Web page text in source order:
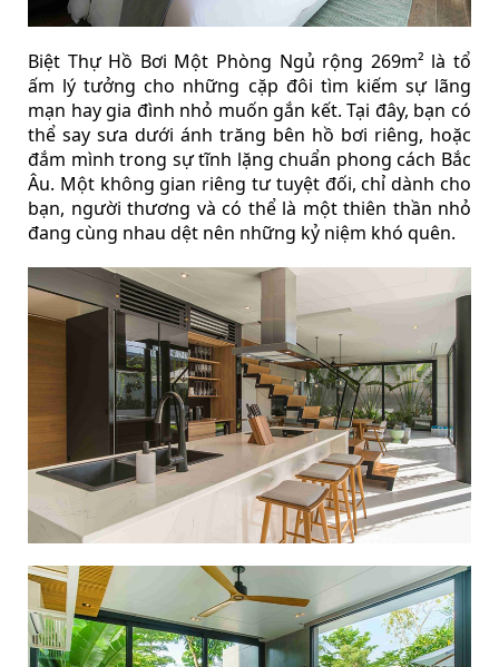
Biệt Thự Hồ Bơi Một Phòng Ngủ rộng 269m² là tổ
ấm lý tưởng cho những cặp đôi tìm kiếm sự lãng
mạn hay gia đình nhỏ muốn gắn kết. Tại đây, bạn có
thể say sưa dưới ánh trăng bên hồ bơi riêng, hoặc
đắm mình trong sự tĩnh lặng chuẩn phong cách Bắc
Âu. Một không gian riêng tư tuyệt đối, chỉ dành cho
bạn, người thương và có thể là một thiên thần nhỏ
đang cùng nhau dệt nên những kỷ niệm khó quên.